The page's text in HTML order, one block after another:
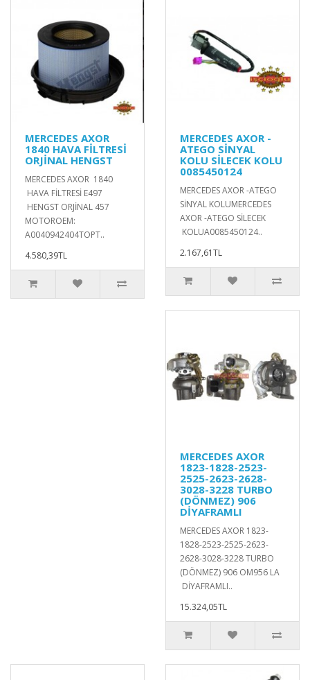
MERCEDES AXOR
1840 HAVA FİLTRESİ
ORJİNAL HENGST
MERCEDES AXOR 1840
HAVA FİLTRESİ E497
HENGST ORJİNAL 457
MOTOROEM:
A0040942404TOPT..
4.580,39TL
MERCEDES AXOR -
ATEGO SİNYAL
KOLU SİLECEK KOLU
0085450124
MERCEDES AXOR -ATEGO
SİNYAL KOLUMERCEDES
AXOR -ATEGO SİLECEK
KOLUA0085450124..
2.167,61TL
MERCEDES AXOR
1823-1828-2523-
2525-2623-2628-
3028-3228 TURBO
(DÖNMEZ) 906
DİYAFRAMLI
MERCEDES AXOR 1823-
1828-2523-2525-2623-
2628-3028-3228 TURBO
(DÖNMEZ) 906 OM956 LA
DİYAFRAMLI..
15.324,05TL